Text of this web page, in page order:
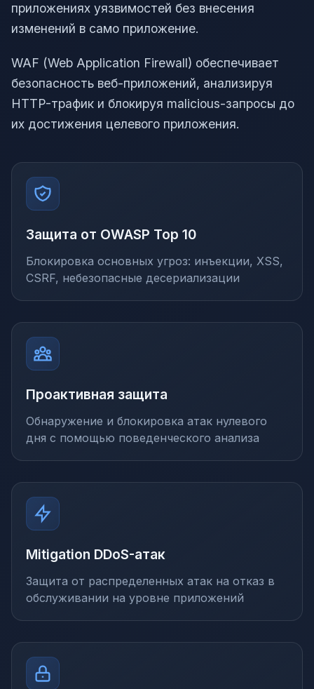
приложениях уязвимостей без внесения
изменений в само приложение.
WAF (Web Application Firewall) обеспечивает
безопасность веб-приложений, анализируя
HTTP-трафик и блокируя malicious-запросы до
их достижения целевого приложения.
Защита от OWASP Top 10
Блокировка основных угроз: инъекции, XSS,
CSRF, небезопасные десериализации
Проактивная защита
Обнаружение и блокировка атак нулевого
дня с помощью поведенческого анализа
Mitigation DDoS-атак
Защита от распределенных атак на отказ в
обслуживании на уровне приложений